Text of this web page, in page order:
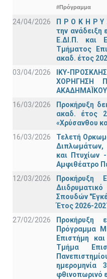
#Πρόγραμμα
24/04/2026
Π Ρ Ο Κ Η Ρ Υ
την
Ε.ΔΙ.Π. και
Τμήματος
ακαδ. έτος
03/04/2026
ΙΚΥ-
ΧΟΡΗΓΗΣΗ
ΑΚΑΔΗΜΑΪΚΟΥ
16/03/2026
Προκήρυξη
ακαδ. έτος
«Χρύσανθου
16/03/2026
Τελετή
Διπλωμάτων,
και Πτυχίων
Αμφιθέατρο
12/03/2026
Προκήρυξη
Σπουδών
Έτος 2026-
27/02/2026
Προκήρυξη
Πρόγραμμα
Επιστήμη
Τμήμα
ημερομηνία
φθινοπωρινό